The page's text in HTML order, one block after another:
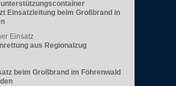
Einsatzleitung beim Großbrand in
Einsatz
aus Regionalzug
beim Großbrand im Föhrenwald